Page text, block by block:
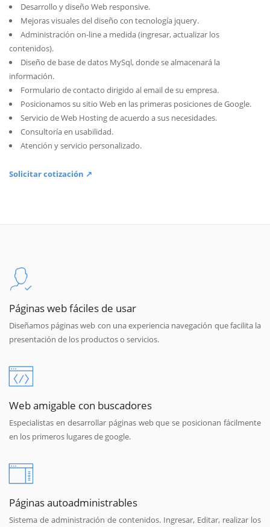
Desarrollo y diseño Web responsive.
Mejoras visuales del diseño con tecnología jquery.
Administración on-line a medida (ingresar, actualizar los
contenidos).
Diseño de base de datos MySql, donde se almacenará la
información.
Formulario de contacto dirigido al email de su empresa.
Posicionamos su sitio Web en las primeras posiciones de Google.
Servicio de Web Hosting de acuerdo a sus necesidades.
Consultoría en usabilidad.
Atención y servicio personalizado.
Solicitar cotización ↗
Páginas web fáciles de usar
Diseñamos páginas web con una experiencia navegación que facilita la
presentación de los productos o servicios.
Web amigable con buscadores
Especialistas en desarrollar páginas web que se posicionan fácilmente
en los primeros lugares de google.
Páginas autoadministrables
Sistema de administración de contenidos. Ingresar, Editar, realizar los